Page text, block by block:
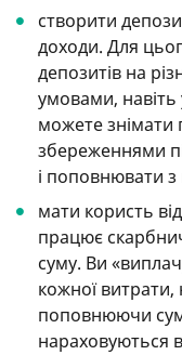
створити
доходи. Для
депозитів на
умовами, навіть
можете знімати
збереженнями
і поповнювати
мати користь
працює
суму. Ви
кожної
поповнюючи
нараховуються